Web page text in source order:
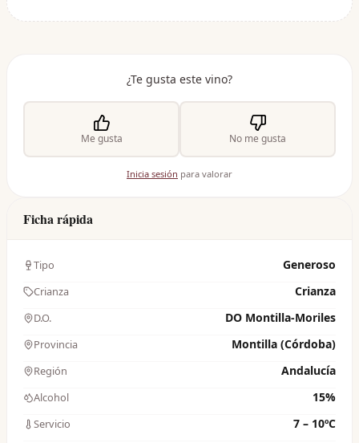
¿Te gusta este vino?
Me gusta No me gusta
Inicia sesión para valorar
Ficha rápida
Tipo Generoso
Crianza Crianza
D.O. DO Montilla-Moriles
Provincia Montilla (Córdoba)
Región Andalucía
Alcohol 15%
Servicio 7 – 10ºC